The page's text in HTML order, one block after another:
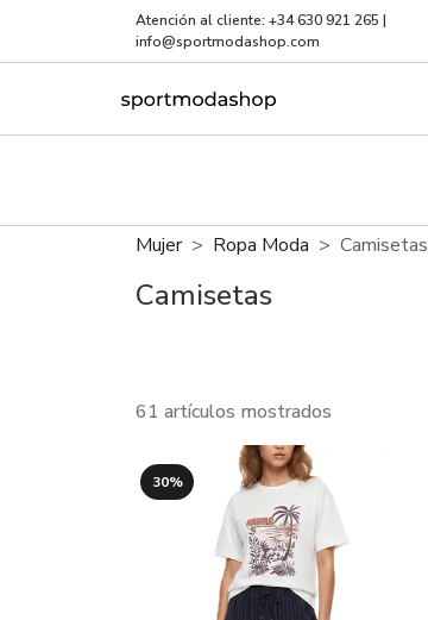
Atención al cliente: +34 630 921 265 |
info@sportmodashop.com
Mujer Ropa Moda Camisetas
Camisetas
61 artículos mostrados
30%